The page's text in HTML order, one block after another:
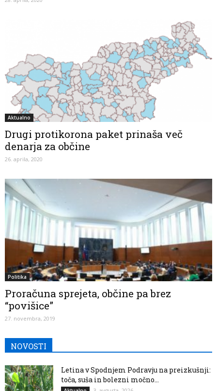
Aktualno
Drugi protikorona paket prinaša več
denarja za občine
26. aprila, 2020
Politika
Proračuna sprejeta, občine pa brez
“povišice”
27. novembra, 2019
NOVOSTI
Letina v Spodnjem Podravju na preizkušnji:
toča, suša in bolezni močno...